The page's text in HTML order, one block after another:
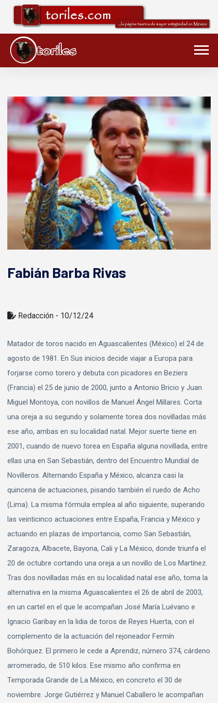
Fabián Barba Rivas
Redacción - 10/12/24
Matador de toros nacido en Aguascalientes (México) el 24 de
agosto de 1981. En Sus inicios decide viajar a Europa para
forjarse como torero y debuta con picadores en Beziers
(Francia) el 25 de junio de 2000, junto a Antonio Bricio y Juan
Miguel Montoya, con novillos de Manuel Ángel Millares. Corta
una oreja a su segundo y solamente torea dos novilladas más
ese año, ambas en su localidad natal. Mejor suerte tiene en
2001, cuando de nuevo torea en España alguna novillada, entre
ellas una en San Sebastián, dentro del Encuentro Mundial de
Novilleros. Alternando España y México, alcanza casi la
quincena de actuaciones, pisando también el ruedo de Acho
(Lima). La misma fórmula emplea al año siguiente, superando
las veinticinco actuaciones entre España, Francia y México y
actuando en plazas de importancia, como San Sebastián,
Zaragoza, Albacete, Bayona, Cali y La México, donde triunfa el
20 de octubre cortando una oreja a un novillo de Los Martínez.
Tras dos novilladas más en su localidad natal ese año, toma la
alternativa en la misma Aguascalientes el 26 de abril de 2003,
en un cartel en el que le acompañan José María Luévano e
Ignacio Garibay en la lidia de toros de Reyes Huerta, con el
complemento de la actuación del rejoneador Fermín
Bohórquez. El primero le cede a Aprendiz, número 374, cárdeno
arromerado, de 510 kilos. Ese mismo año confirma en
Temporada Grande de La México, en concreto el 30 de
noviembre. Jorge Gutiérrez y Manuel Caballero le acompañan